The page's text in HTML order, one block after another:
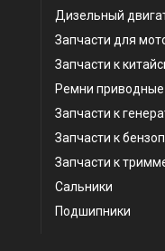
Дизельный
Запчасти для
Запчасти к
Ремни приводные
Запчасти к
Запчасти к
Запчасти к
Сальники
Подшипники